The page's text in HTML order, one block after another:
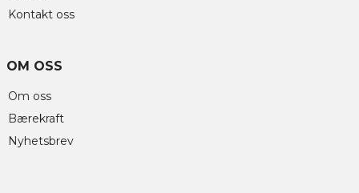
Kontakt oss
OM OSS
Om oss
Bærekraft
Nyhetsbrev